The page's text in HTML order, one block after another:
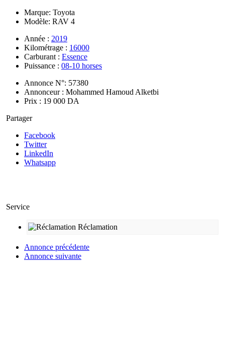
Marque: Toyota
Modèle: RAV 4
Année : 2019
Kilométrage : 16000
Carburant : Essence
Puissance : 08-10 horses
Annonce N°: 57380
Annonceur : Mohammed Hamoud Alketbi
Prix : 19 000 DA
Partager
Facebook
Twitter
LinkedIn
Whatsapp
Service
Réclamation
Annonce précédente
Annonce suivante